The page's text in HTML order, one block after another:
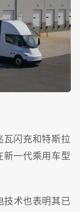
瓦闪充和特斯拉
新一代乘用车型
技术也表明其已